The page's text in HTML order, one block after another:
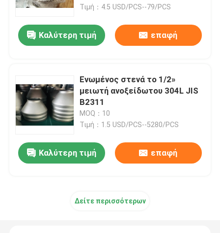
Τιμή：4.5 USD/PCS--79/PCS
Καλύτερη τιμή επαφή
Ενωμένος στενά το 1/2»
μειωτή ανοξείδωτου 304L JIS
B2311
MOQ：10
Τιμή：1.5 USD/PCS--5280/PCS
Καλύτερη τιμή επαφή
Δείτε περισσότερων